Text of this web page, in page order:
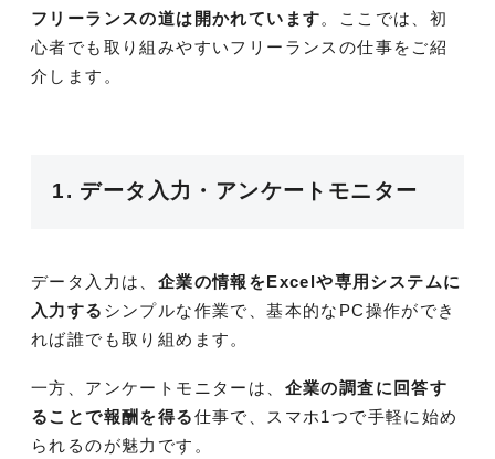
フリーランスの道は開かれています。ここでは、初
心者でも取り組みやすいフリーランスの仕事をご紹
介します。
1. データ入力・アンケートモニター
データ入力は、 企業の情報をExcelや専用システムに
入力する シンプルな作業で、基本的なPC操作ができ
れば誰でも取り組めます。
一方、アンケートモニターは、 企業の調査に回答す
ることで報酬を得る仕事で、スマホ1つで手軽に始め
られるのが魅力です。